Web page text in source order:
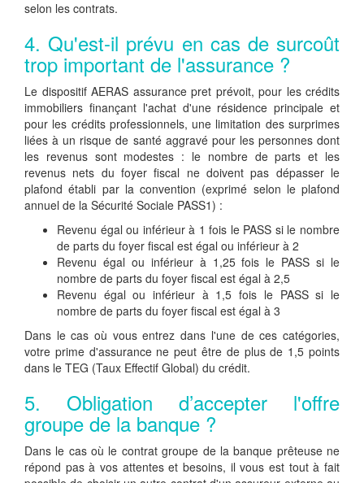
selon les contrats.
4. Qu'est-il prévu en cas de surcoût
trop important de l'assurance ?
Le dispositif AERAS assurance pret prévoit, pour les crédits
immobiliers finançant l'achat d'une résidence principale et
pour les crédits professionnels, une limitation des surprimes
liées à un risque de santé aggravé pour les personnes dont
les revenus sont modestes : le nombre de parts et les
revenus nets du foyer fiscal ne doivent pas dépasser le
plafond établi par la convention (exprimé selon le plafond
annuel de la Sécurité Sociale PASS1) :
Revenu égal ou inférieur à 1 fois le PASS si le nombre
de parts du foyer fiscal est égal ou inférieur à 2
Revenu égal ou inférieur à 1,25 fois le PASS si le
nombre de parts du foyer fiscal est égal à 2,5
Revenu égal ou inférieur à 1,5 fois le PASS si le
nombre de parts du foyer fiscal est égal à 3
Dans le cas où vous entrez dans l'une de ces catégories,
votre prime d'assurance ne peut être de plus de 1,5 points
dans le TEG (Taux Effectif Global) du crédit.
5. Obligation d’accepter l'offre
groupe de la banque ?
Dans le cas où le contrat groupe de la banque prêteuse ne
répond pas à vos attentes et besoins, il vous est tout à fait